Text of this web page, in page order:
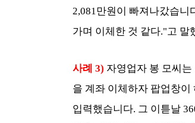
2,081만원이 빠져나갔습니
가며 이체한 것 같다."고 말
사례 3) 자영업자 봉 모씨
을 계좌 이체하자 팝업창
입력했습니다. 그 이튿날